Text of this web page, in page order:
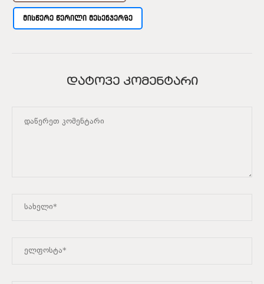
ᲛᲘᲡᲬᲔᲠᲔ ᲬᲔᲠᲘᲚᲘ ᲛᲔᲡᲔᲜᲯᲔᲠᲖᲔ
ᲓᲐᲢᲝᲕᲔ ᲙᲝᲛᲔᲜᲢᲐᲠᲘ